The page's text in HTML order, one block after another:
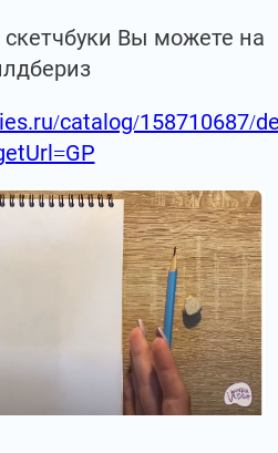
Вы можете на
catalog/158710687/